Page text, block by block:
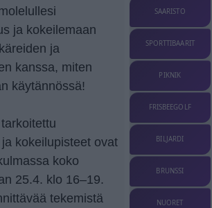
ja kokeilemaan
ja
kanssa, miten
käytännössä!
kokeilupisteet ovat
koko
25.4. klo 16–19.
tekemistä
SAARISTO
SPORTTIBAARIT
PIKNIK
FRISBEEGOLF
BILJARDI
BRUNSSI
NUORET